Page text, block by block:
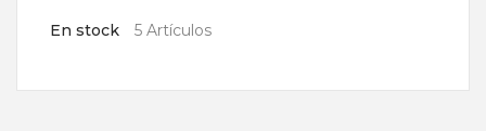
En stock 5 Artículos